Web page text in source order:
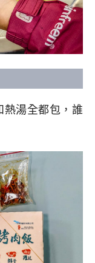
熱湯全都包，誰